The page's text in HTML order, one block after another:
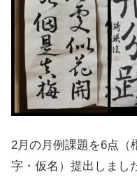
2月の月例課題を6点（
字・仮名）提出しまし